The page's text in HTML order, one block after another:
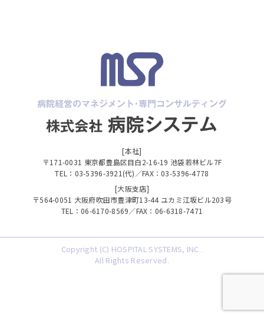
[本社]
〒171-0031 東京都豊島区目白2-16-19 池袋若林ビル7F
TEL：03-5396-3921(代)／FAX：03-5396-4778
[大阪支店]
〒564-0051 大阪府吹田市豊津町13-44 ユカミ江坂ビル203号
TEL：06-6170-8569／FAX：06-6318-7471
Copyright (C) HOSPITAL SYSTEMS, INC .
All Rights Reserved.